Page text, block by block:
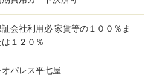
証会社利用必 家賃等の１００％ま
は１２０％
オパレス平七屋